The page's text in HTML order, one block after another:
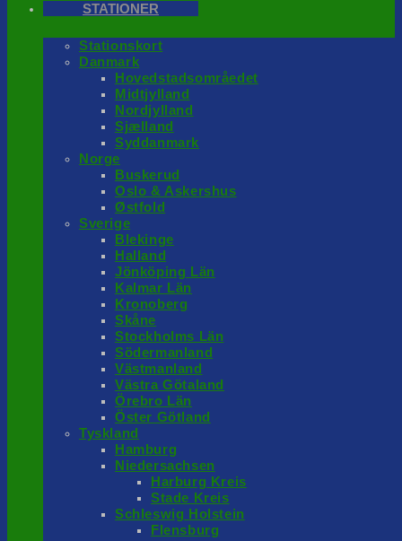
STATIONER
Stationskort
Danmark
Hovedstadsområedet
Midtjylland
Nordjylland
Sjælland
Syddanmark
Norge
Buskerud
Oslo & Askershus
Østfold
Sverige
Blekinge
Halland
Jönköping Län
Kalmar Län
Kronoberg
Skåne
Stockholms Län
Södermanland
Västmanland
Västra Götaland
Örebro Län
Öster Götland
Tyskland
Hamburg
Niedersachsen
Harburg Kreis
Stade Kreis
Schleswig Holstein
Flensburg